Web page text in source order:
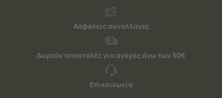
Ασφαλείς συναλλαγές
Δωρεάν αποστολές για αγορές άνω των 50€
Επικοινωνία